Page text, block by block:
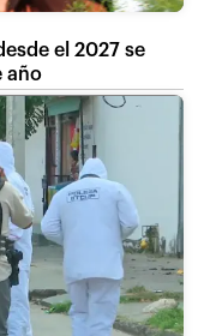
el 2027 se
año